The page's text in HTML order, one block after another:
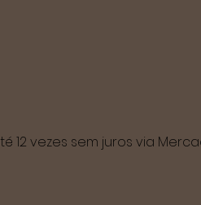
12 vezes sem juros via